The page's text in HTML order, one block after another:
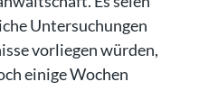
Untersuchungen
vorliegen würden,
einige Wochen